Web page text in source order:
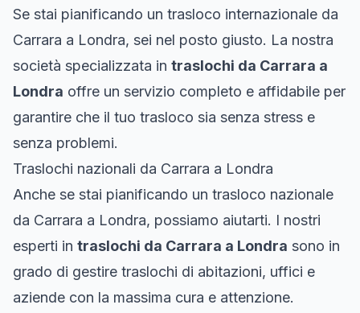
Se stai pianificando un trasloco internazionale da
Carrara a Londra, sei nel posto giusto. La nostra
società specializzata in traslochi da Carrara a
Londra offre un servizio completo e affidabile per
garantire che il tuo trasloco sia senza stress e
senza problemi.
Traslochi nazionali da Carrara a Londra
Anche se stai pianificando un trasloco nazionale
da Carrara a Londra, possiamo aiutarti. I nostri
esperti in traslochi da Carrara a Londra sono in
grado di gestire traslochi di abitazioni, uffici e
aziende con la massima cura e attenzione.